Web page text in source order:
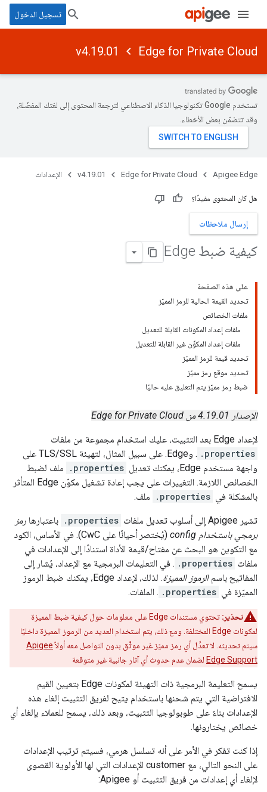
تسجيل الدخول
Edge for Private Cloud
v4.19.01
تستخدم Google تكنولوجيا الذكاء الاصطناعي لترجمة المحتوى إلى لغتك المفضّلة،
وقد تتضمّن بعض الأخطاء.
Apigee Edge
Edge for Private Cloud
v4.19.01 الإعدادات
هل كان المحتوى مفيدًا؟
إرسال ملاحظات
كيفية ضبط Edge
على هذه الصفحة
تحديد القيمة الحالية للرمز المميّز
ملفات الخصائص
ملفات إعداد المكونات القابلة للتعديل
ملفات إعداد المكوِّن غير القابلة للتعديل
تحديد قيمة للرمز المميّز
تحديد موقع رمز مميّز
ضبط رمز مميّز يتم التعليق عليه حاليًا
الإصدار 4.19.01 من Edge for Private Cloud
لإعداد Edge بعد التثبيت، عليك استخدام مجموعة من ملفات
.properties
. وEdge. على سبيل المثال، لتهيئة TLS/SSL على
واجهة مستخدم Edge، يمكنك تعديل
.properties
ملف لضبط
الخصائص اللازمة. التغييرات على يجب إعادة تشغيل مكوّن Edge المتأثر
بالمشكلة في .properties ملف.
تشير Apigee إلى أسلوب تعديل ملفات .properties باعتبارها رمز
برمجي باستخدام config
(يُختصر أحيانًا على CwC). في الأساس، الكود
مع التكوين هو البحث عن مفتاح/قيمة الأداة استنادًا إلى الإعدادات في
ملفات .properties . في التعليمات البرمجية مع الإعداد، يُشار إلى
المفاتيح باسمالرموز المميزة
. لذلك، لإعداد Edge، يمكنك ضبط الرموز
المميّزة في .properties . الملفات.
تحذير:
تحتوي مستندات Edge على معلومات حول كيفية ضبط المميزة
لمكونات Edge المختلفة. ومع ذلك، يتم استخدام العديد من الرموز المميزة داخليًا
سيتم تحديثه. لا تعدِّل أي رمز مميّز غير موثَّق بدون التواصل معه أولاًApigee
Edge Support لضمان عدم حدوث أي آثار جانبية غير متوقعة
يسمح التعليمة البرمجية ذات التهيئة لمكونات Edge بتعيين القيم
الافتراضية التي يتم شحنها باستخدام يتيح لفريق التثبيت إلغاء هذه
الإعدادات بناءً على طوبولوجيا التثبيت، وبعد ذلك، يسمح للعملاء بإلغاء أي
خصائص يختارونها.
إذا كنت تفكر في الأمر على أنه تسلسل هرمي، فسيتم ترتيب الإعدادات
على النحو التالي، مع customer الإعدادات التي لها الأولوية القصوى
لإلغاء أي إعدادات من فريق التثبيت أو Apigee: